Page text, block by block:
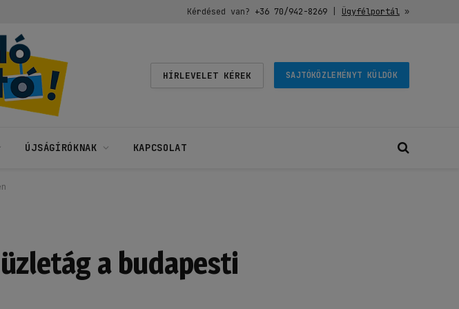
Kérdésed van? +36 70/942-8269| Ügyfélportál»
HÍRLEVELET KÉREK SAJTÓKÖZLEMÉNYT KÜLDÖK
ÚJSÁGÍRÓKNAK KAPCSOLAT
a budapesti